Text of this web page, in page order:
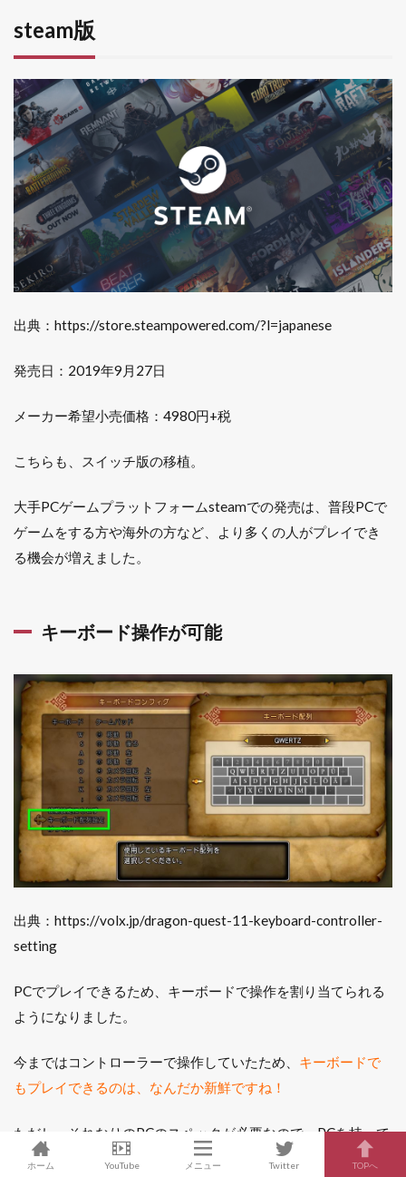
steam版
出典：https://store.steampowered.com/?l=japanese
発売日：2019年9月27日
メーカー希望小売価格：4980円+税
こちらも、スイッチ版の移植。
大手PCゲームプラットフォームsteamでの発売は、普段PCで
ゲームをする方や海外の方など、より多くの人がプレイでき
る機会が増えました。
キーボード操作が可能
出典：https://volx.jp/dragon-quest-11-keyboard-controller-
setting
PCでプレイできるため、キーボードで操作を割り当てられる
ようになりました。
今まではコントローラーで操作していたため、 キーボードで
もプレイできるのは、なんだか新鮮ですね！
ただし、それなりのPCのスペックが必要なので、PCを持って
いない方はこのためにPCを購入するよりも、別の機種でプレ
ホーム YouTube メニュー Twitter TOPへ